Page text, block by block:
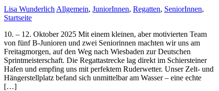
Lisa Wunderlich Allgemein, JuniorInnen, Regatten, SeniorInnen,
Startseite
10. – 12. Oktober 2025 Mit einem kleinen, aber motivierten Team
von fünf B-Junioren und zwei Seniorinnen machten wir uns am
Freitagmorgen, auf den Weg nach Wiesbaden zur Deutschen
Sprintmeisterschaft. Die Regattastrecke lag direkt im Schiersteiner
Hafen und empfing uns mit perfektem Ruderwetter. Unser Zelt- und
Hängerstellplatz befand sich unmittelbar am Wasser – eine echte
[…]